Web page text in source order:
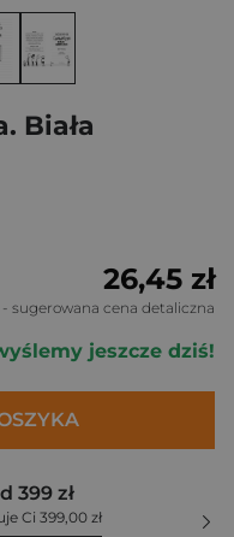
Biała
26,45 zł
- sugerowana cena detaliczna
jeszcze dziś!
399 zł
Ci 399,00 zł